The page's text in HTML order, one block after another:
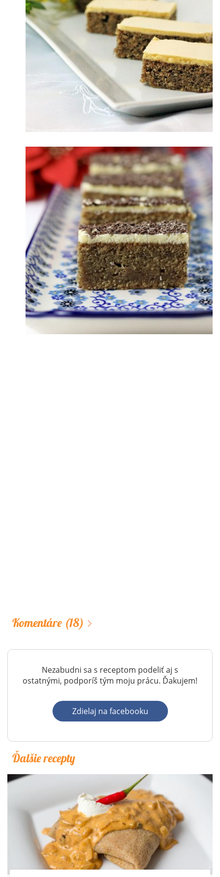
Komentáre (18)
Nezabudni sa s receptom podeliť aj s
ostatnými, podporíš tým moju prácu. Ďakujem!
Zdielaj na facebooku
Ďalšie recepty